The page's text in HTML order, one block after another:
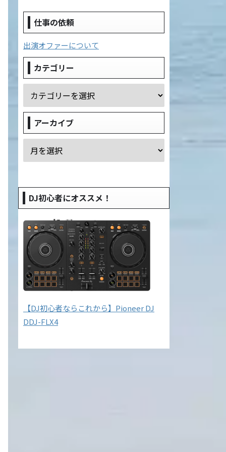
仕事の依頼
出演オファーについて
カテゴリー
アーカイブ
DJ初心者にオススメ！
【DJ初心者ならこれから】Pioneer DJ
DDJ-FLX4